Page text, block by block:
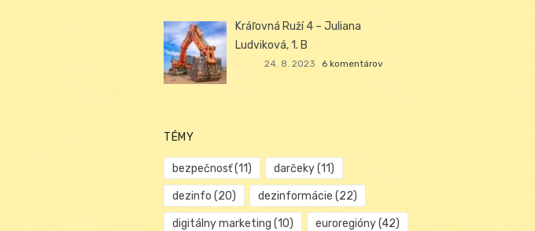
Kráľovná Ruží 4 – Juliana
Ludviková, 1. B
24. 8. 2023 6 komentárov
TÉMY
bezpečnosť(11) darčeky(11)
dezinfo (20) dezinformácie (22)
digitálny marketing (10) euroregióny(42)